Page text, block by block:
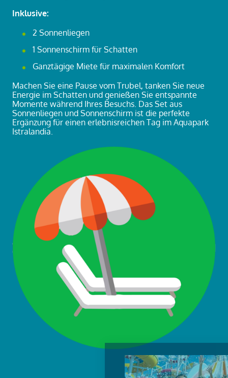
Inklusive:
2 Sonnenliegen
1 Sonnenschirm für Schatten
Ganztägige Miete für maximalen Komfort
Machen Sie eine Pause vom Trubel, tanken Sie neue
Energie im Schatten und genießen Sie entspannte
Momente während Ihres Besuchs. Das Set aus
Sonnenliegen und Sonnenschirm ist die perfekte
Ergänzung für einen erlebnisreichen Tag im Aquapark
Istralandia.